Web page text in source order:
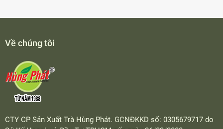
Về chúng tôi
CTY CP Sản Xuất Trà Hùng Phát. GCNĐKKD số: 0305679717 do